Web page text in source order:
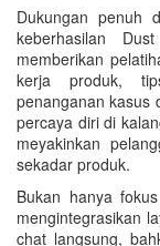
Dukungan penuh
keberhasilan
memberikan
kerja produk,
penanganan kasus
percaya diri di
meyakinkan
sekadar produk.
Bukan hanya
mengintegrasikan
chat langsung,